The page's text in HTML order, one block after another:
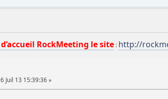
RockMeeting le site: http://
Juil 13 15:39:36 »